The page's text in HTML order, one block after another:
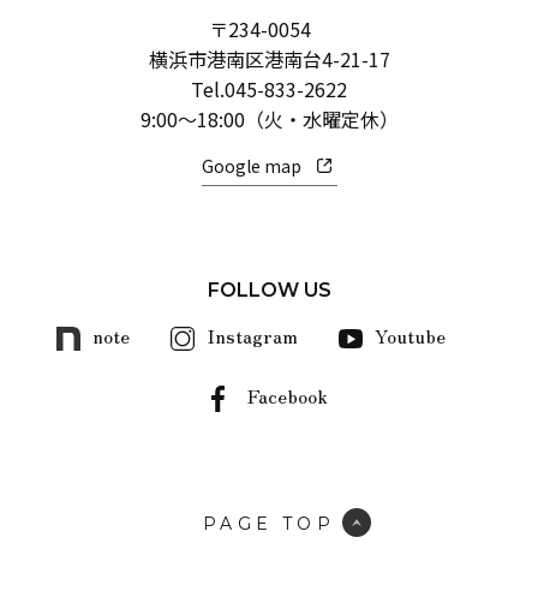
〒234-0054
横浜市港南区港南台4-21-17
Tel.045-833-2622
9:00～18:00（火・水曜定休）
Google map
FOLLOW US
note Instagram Youtube
Facebook
PAGE TOP